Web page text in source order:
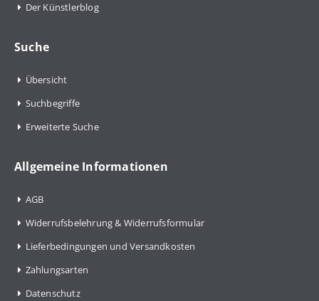
Der Künstlerblog
Suche
Übersicht
Suchbegriffe
Erweiterte Suche
Allgemeine Informationen
AGB
Widerrufsbelehrung & Widerrufsformular
Lieferbedingungen und Versandkosten
Zahlungsarten
Datenschutz